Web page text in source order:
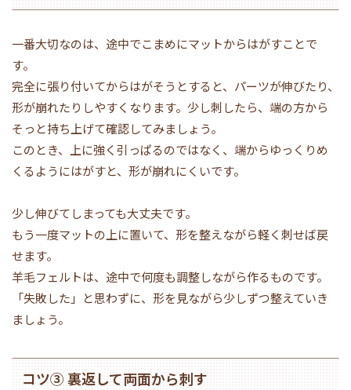
一番大切なのは、途中でこまめにマットからはがすことで
す。
完全に張り付いてからはがそうとすると、パーツが伸びたり、
形が崩れたりしやすくなります。少し刺したら、端の方から
そっと持ち上げて確認してみましょう。
このとき、上に強く引っぱるのではなく、端からゆっくりめ
くるようにはがすと、形が崩れにくいです。
少し伸びてしまっても大丈夫です。
もう一度マットの上に置いて、形を整えながら軽く刺せば戻
せます。
羊毛フェルトは、途中で何度も調整しながら作るものです。
「失敗した」と思わずに、形を見ながら少しずつ整えていき
ましょう。
コツ③ 裏返して両面から刺す